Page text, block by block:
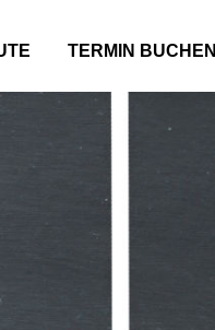
TERMIN BUCHEN